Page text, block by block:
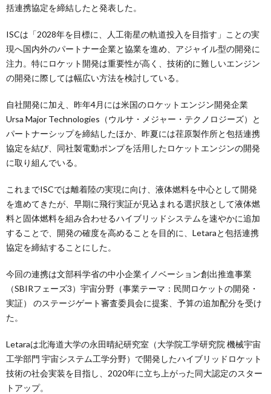
括連携協定を締結したと発表した。
ISCは「2028年を目標に、人工衛星の軌道投入を目指す」ことの実
現へ国内外のパートナー企業と協業を進め、アジャイル型の開発に
注力。特にロケット開発は重要性が高く、技術的に難しいエンジン
の開発に際しては幅広い方法を検討している。
自社開発に加え、昨年4月には米国のロケットエンジン開発企業
Ursa Major Technologies（ウルサ・メジャー・テクノロジーズ）と
パートナーシップを締結したほか、昨夏には荏原製作所と包括連携
協定を結び、同社製電動ポンプを活用したロケットエンジンの開発
に取り組んでいる。
これまでISCでは離着陸の実現に向け、液体燃料を中心として開発
を進めてきたが、早期に飛行実証が見込まれる選択肢として液体燃
料と固体燃料を組み合わせるハイブリッドシステムを速やかに追加
することで、開発の確度を高めることを目的に、Letaraと包括連携
協定を締結することにした。
今回の連携は文部科学省の中小企業イノベーション創出推進事業
（SBIRフェーズ3）宇宙分野（事業テーマ：民間ロケットの開発・
実証） のステージゲート審査委員会に提案、予算の追加配分を受け
た。
Letaraは北海道大学の永田晴紀研究室（大学院工学研究院 機械宇宙
工学部門 宇宙システム工学分野）で開発したハイブリッドロケット
技術の社会実装を目指し、2020年に立ち上がった同大認定のスター
トアップ。